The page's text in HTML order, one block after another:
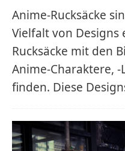
Anime-Rucksäcke
Vielfalt von Designs
Rucksäcke mit den
Anime-Charaktere,
finden. Diese